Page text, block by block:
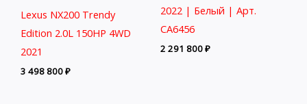
Lexus NX200 Trendy
Edition 2.0L 150HP 4WD
2021
3 498 800₽
2022 | Белый | Арт.
CA6456
2 291 800₽